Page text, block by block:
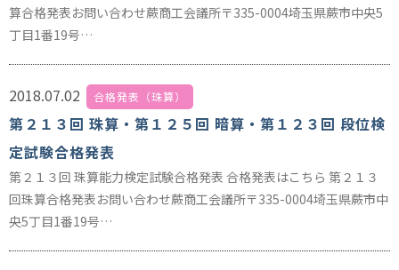
算合格発表お問い合わせ蕨商工会議所〒335-0004埼玉県蕨市中央5
丁目1番19号…
2018.07.02 合格発表（珠算）
第２１３回 珠算・第１２５回 暗算・第１２３回 段位検
定試験合格発表
第２１３回 珠算能力検定試験合格発表 合格発表はこちら 第２１３
回珠算合格発表お問い合わせ蕨商工会議所〒335-0004埼玉県蕨市中
央5丁目1番19号…